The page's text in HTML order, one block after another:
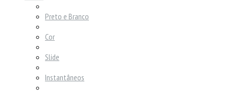
Preto e Branco
Cor
Slide
Instantâneos